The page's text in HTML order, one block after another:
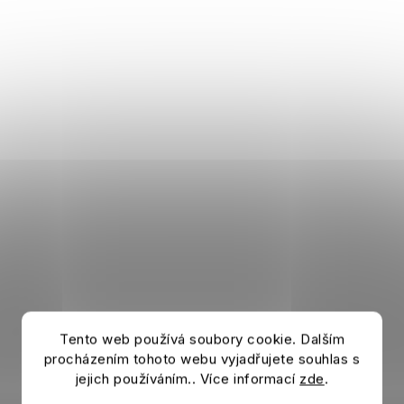
Tento web používá soubory cookie. Dalším
procházením tohoto webu vyjadřujete souhlas s
jejich používáním.. Více informací zde.